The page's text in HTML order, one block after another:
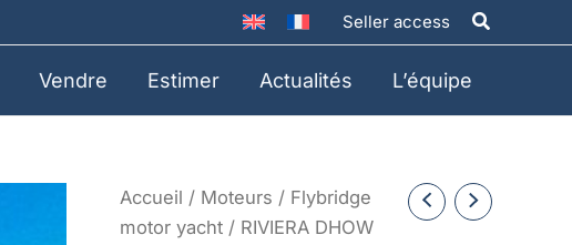
Seller access
Vendre Estimer Actualités L’équipe
Accueil / Moteurs / Flybridge
motor yacht / RIVIERA DHOW